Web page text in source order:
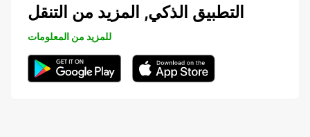
التطبيق الذكي, المزيد من التنقل
للمزيد من المعلومات